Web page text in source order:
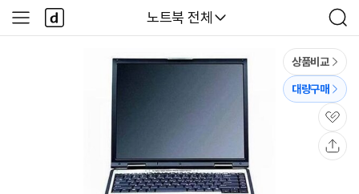
다나와
노트북 전체
검
색
사
이
다
나
와
상품비교
대량구매
관
심